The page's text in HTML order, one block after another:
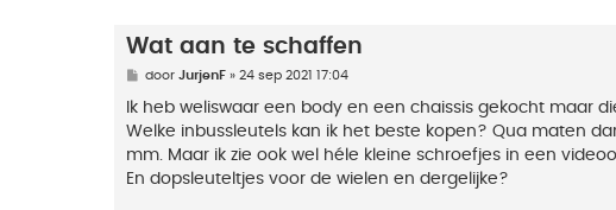
Wat aan te schaffen
B
r
c
h
door JurjenF» 24 sep 2021 17:04
Ik heb weliswaar een body en een chaissis gekocht maar
Welke inbussleutels kan ik het beste kopen? Qua maten
mm. Maar ik zie ook wel héle kleine schroefjes in een
En dopsleuteltjes voor de wielen en dergelijke?